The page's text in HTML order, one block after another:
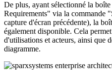
De plus, ayant sélectionné la
Requirements" via la commande
capture d'écran précédente), la
également disponible. Cela
d'utilisations et acteurs, ainsi que
diagramme.